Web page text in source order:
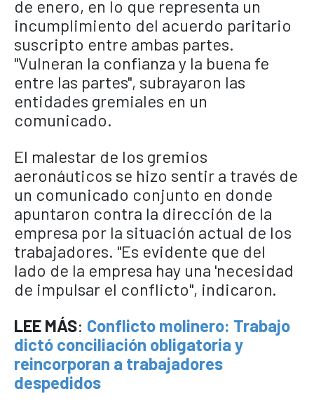
de enero, en lo que representa un
incumplimiento del acuerdo paritario
suscripto entre ambas partes.
"Vulneran la confianza y la buena fe
entre las partes", subrayaron las
entidades gremiales en un
comunicado.
El malestar de los gremios
aeronáuticos se hizo sentir a través de
un comunicado conjunto en donde
apuntaron contra la dirección de la
empresa por la situación actual de los
trabajadores. "Es evidente que del
lado de la empresa hay una 'necesidad
de impulsar el conflicto", indicaron.
LEE MÁS: Conflicto molinero: Trabajo
dictó conciliación obligatoria y
reincorporan a trabajadores
despedidos